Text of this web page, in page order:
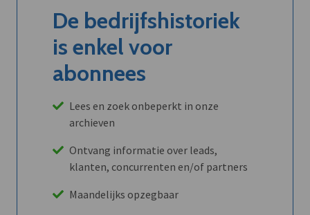
De bedrijfshistoriek
is enkel voor
abonnees
Lees en zoek onbeperkt in onze
archieven
Ontvang informatie over leads,
klanten, concurrenten en/of partners
Maandelijks opzegbaar